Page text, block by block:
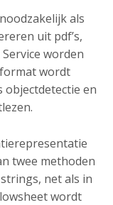
als
uit pdf’s,
worden
wordt
objectdetectie en
twee methoden
net als in
wordt